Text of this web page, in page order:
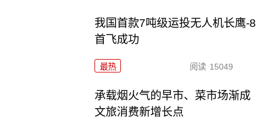
我国首款7吨级运投无人机长鹰-8
首飞成功
最热 阅读 15049
承载烟火气的早市、菜市场渐成
文旅消费新增长点